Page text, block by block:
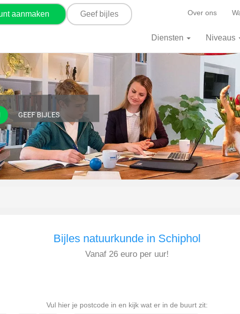
aanmaken Geef bijles Over ons
Diensten Niveaus
GEEF BIJLES
Bijles natuurkunde in Schiphol
Vanaf 26 euro per uur!
Vul hier je postcode in en kijk wat er in de buurt zit: